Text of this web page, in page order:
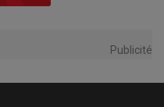
Publicité